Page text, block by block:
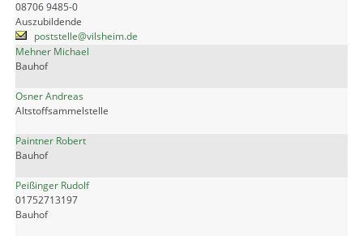
08706 9485-0
Auszubildende
poststelle@vilsheim.de
Mehner Michael
Bauhof
Osner Andreas
Altstoffsammelstelle
Paintner Robert
Bauhof
Peißinger Rudolf
01752713197
Bauhof